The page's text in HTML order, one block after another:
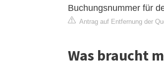
Buchungsnummer für
Antrag auf Entfernung der
Was braucht